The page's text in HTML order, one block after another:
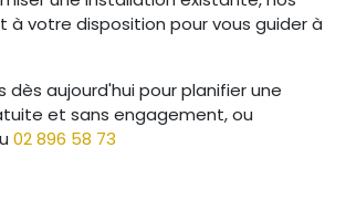
à votre disposition pour vous guider à
aujourd'hui pour planifier une
et sans engagement, ou
02 896 58 73